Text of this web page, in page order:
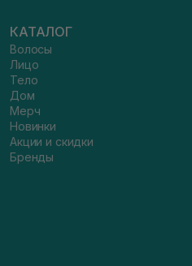
КАТАЛОГ
Волосы
Лицо
Тело
Дом
Мерч
Новинки
Акции и скидки
Бренды